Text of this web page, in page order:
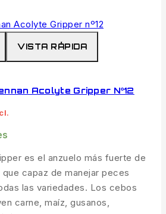
VISTA RÁPIDA
Acolyte Gripper Nº12
es el anzuelo más fuerte de
que capaz de manejar peces
las variedades. Los cebos
carne, maíz, gusanos,